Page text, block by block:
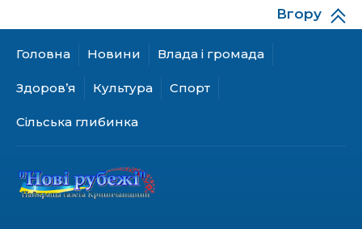
28.07.2026
ветерани разом створюють
Куди звернутися мешканцям
Криничанської громади за
Головна Новини Влада і громада
Здоров’я Культура Спорт
Сільська глибинка
Вгору